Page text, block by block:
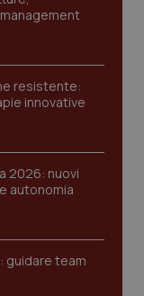
management
resistente:
innovative
2026: nuovi
autonomia
guidare team
aree
di